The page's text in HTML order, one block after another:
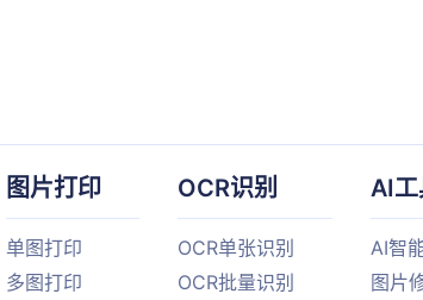
图片打印
单图打印
多图打印
OCR识别
OCR单张识别
OCR批量识别
AI工
AI智
图片